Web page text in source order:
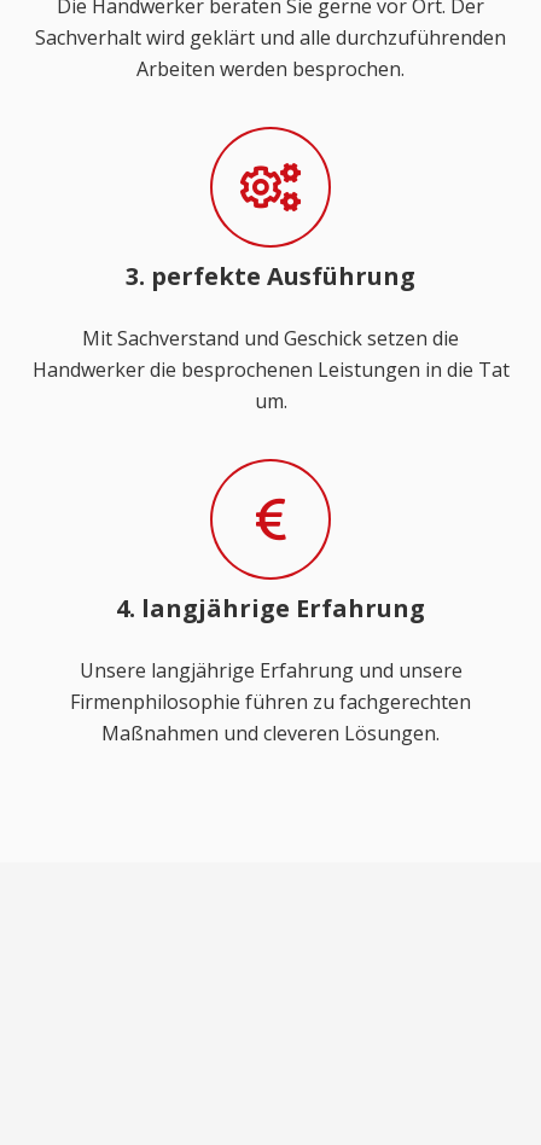
Die Handwerker beraten Sie gerne vor Ort. Der
Sachverhalt wird geklärt und alle durchzuführenden
Arbeiten werden besprochen.
3. perfekte Ausführung
Mit Sachverstand und Geschick setzen die
Handwerker die besprochenen Leistungen in die Tat
um.
4. langjährige Erfahrung
Unsere langjährige Erfahrung und unsere
Firmenphilosophie führen zu fachgerechten
Maßnahmen und cleveren Lösungen.